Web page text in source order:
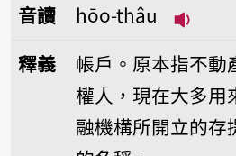
音讀
hōo-thâu
釋義
帳戶。原本指不動
權人，現在大多用
融機構所開立的存